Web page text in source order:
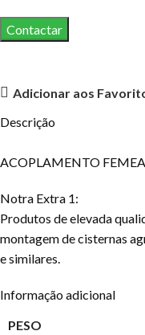
Contactar
Adicionar aos
Descrição
ACOPLAMENTO
Notra Extra 1:
Produtos de elevada
montagem de cisternas
e similares.
Informação adicional
PESO